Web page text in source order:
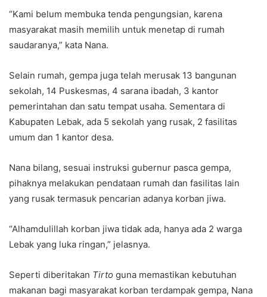
“Kami belum membuka tenda pengungsian, karena
masyarakat masih memilih untuk menetap di rumah
saudaranya,” kata Nana.
Selain rumah, gempa juga telah merusak 13 bangunan
sekolah, 14 Puskesmas, 4 sarana ibadah, 3 kantor
pemerintahan dan satu tempat usaha. Sementara di
Kabupaten Lebak, ada 5 sekolah yang rusak, 2 fasilitas
umum dan 1 kantor desa.
Nana bilang, sesuai instruksi gubernur pasca gempa,
pihaknya melakukan pendataan rumah dan fasilitas lain
yang rusak termasuk pencarian adanya korban jiwa.
“Alhamdulillah korban jiwa tidak ada, hanya ada 2 warga
Lebak yang luka ringan,” jelasnya.
Seperti diberitakan Tirto guna memastikan kebutuhan
makanan bagi masyarakat korban terdampak gempa, Nana